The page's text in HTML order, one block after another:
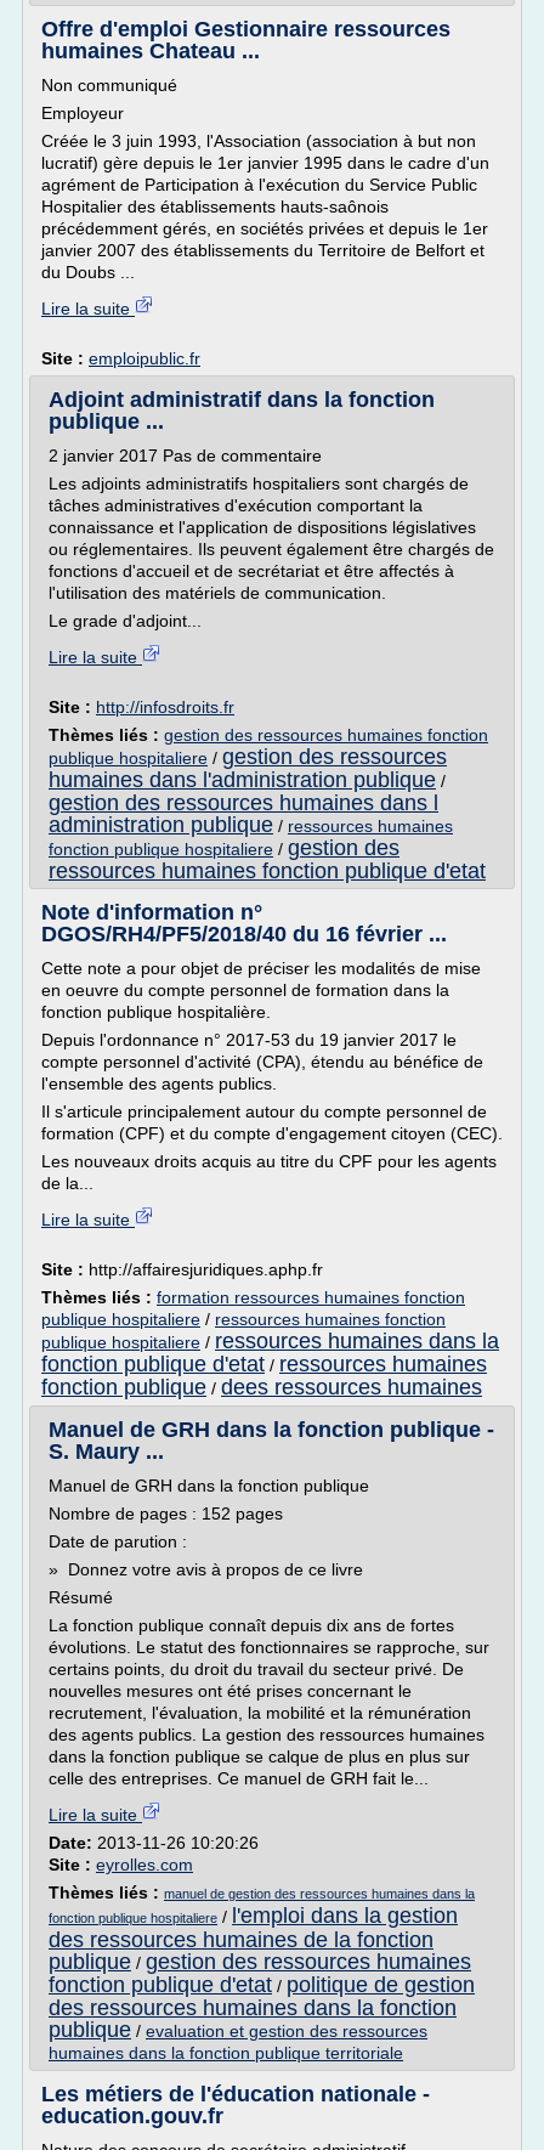
Offre d'emploi Gestionnaire ressources
humaines Chateau ...
Non communiqué
Employeur
Créée le 3 juin 1993, l'Association (association à but non
lucratif) gère depuis le 1er janvier 1995 dans le cadre d'un
agrément de Participation à l'exécution du Service Public
Hospitalier des établissements hauts-saônois
précédemment gérés, en sociétés privées et depuis le 1er
janvier 2007 des établissements du Territoire de Belfort et
du Doubs ...
Lire la suite
Site : emploipublic.fr
Adjoint administratif dans la fonction
publique ...
2 janvier 2017 Pas de commentaire
Les adjoints administratifs hospitaliers sont chargés de
tâches administratives d'exécution comportant la
connaissance et l'application de dispositions législatives
ou réglementaires. Ils peuvent également être chargés de
fonctions d'accueil et de secrétariat et être affectés à
l'utilisation des matériels de communication.
Le grade d'adjoint...
Lire la suite
Site : http://infosdroits.fr
Thèmes liés : gestion des ressources humaines fonction
publique hospitaliere / gestion des ressources
humaines dans l'administration publique /
gestion des ressources humaines dans l
administration publique / ressources humaines
fonction publique hospitaliere / gestion des
ressources humaines fonction publique d'etat
Note d'information n°
DGOS/RH4/PF5/2018/40 du 16 février ...
Cette note a pour objet de préciser les modalités de mise
en oeuvre du compte personnel de formation dans la
fonction publique hospitalière.
Depuis l'ordonnance n° 2017-53 du 19 janvier 2017 le
compte personnel d'activité (CPA), étendu au bénéfice de
l'ensemble des agents publics.
Il s'articule principalement autour du compte personnel de
formation (CPF) et du compte d'engagement citoyen (CEC).
Les nouveaux droits acquis au titre du CPF pour les agents
de la...
Lire la suite
Site : http://affairesjuridiques.aphp.fr
Thèmes liés : formation ressources humaines fonction
publique hospitaliere / ressources humaines fonction
publique hospitaliere / ressources humaines dans la
fonction publique d'etat / ressources humaines
fonction publique / dees ressources humaines
Manuel de GRH dans la fonction publique -
S. Maury ...
Manuel de GRH dans la fonction publique
Nombre de pages : 152 pages
Date de parution :
» Donnez votre avis à propos de ce livre
Résumé
La fonction publique connaît depuis dix ans de fortes
évolutions. Le statut des fonctionnaires se rapproche, sur
certains points, du droit du travail du secteur privé. De
nouvelles mesures ont été prises concernant le
recrutement, l'évaluation, la mobilité et la rémunération
des agents publics. La gestion des ressources humaines
dans la fonction publique se calque de plus en plus sur
celle des entreprises. Ce manuel de GRH fait le...
Lire la suite
Date: 2013-11-26 10:20:26
Site : eyrolles.com
Thèmes liés : manuel de gestion des ressources humaines dans la
fonction publique hospitaliere / l'emploi dans la gestion
des ressources humaines de la fonction
publique / gestion des ressources humaines
fonction publique d'etat / politique de gestion
des ressources humaines dans la fonction
publique / evaluation et gestion des ressources
humaines dans la fonction publique territoriale
Les métiers de l'éducation nationale -
education.gouv.fr